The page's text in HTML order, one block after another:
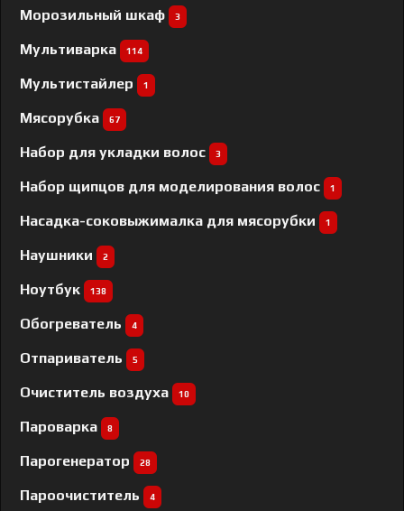
Морозильный шкаф 3
Мультиварка 114
Мультистайлер 1
Мясорубка 67
Набор для укладки волос 3
Набор щипцов для моделирования волос 1
Насадка-соковыжималка для мясорубки 1
Наушники 2
Ноутбук 138
Обогреватель 4
Отпариватель 5
Очиститель воздуха 10
Пароварка 8
Парогенератор 28
Пароочиститель 4